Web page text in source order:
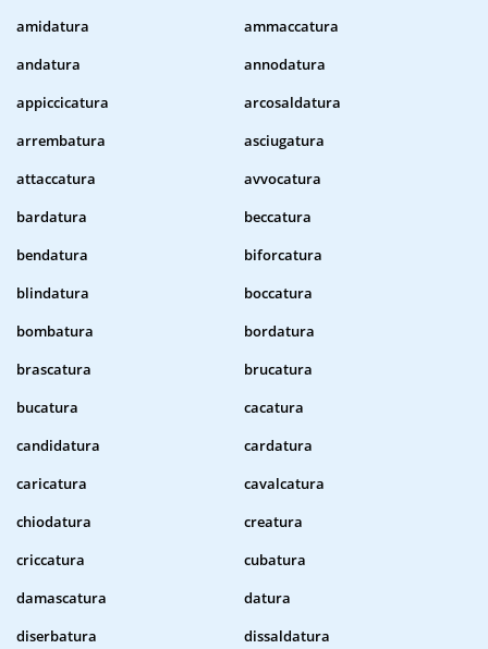
amidatura
ammaccatura
andatura
annodatura
appiccicatura
arcosaldatura
arrembatura
asciugatura
attaccatura
avvocatura
bardatura
beccatura
bendatura
biforcatura
blindatura
boccatura
bombatura
bordatura
brascatura
brucatura
bucatura
cacatura
candidatura
cardatura
caricatura
cavalcatura
chiodatura
creatura
criccatura
cubatura
damascatura
datura
diserbatura
dissaldatura